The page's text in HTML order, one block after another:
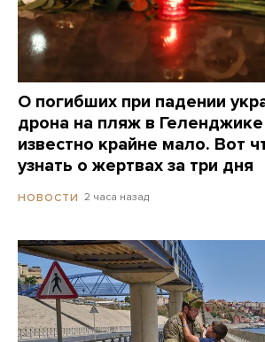
О погибших при падении
дрона на пляж в
известно крайне мало. Вот
узнать о жертвах за три дня
НОВОСТИ 2 часа назад